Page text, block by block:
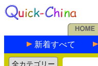
新着すべて